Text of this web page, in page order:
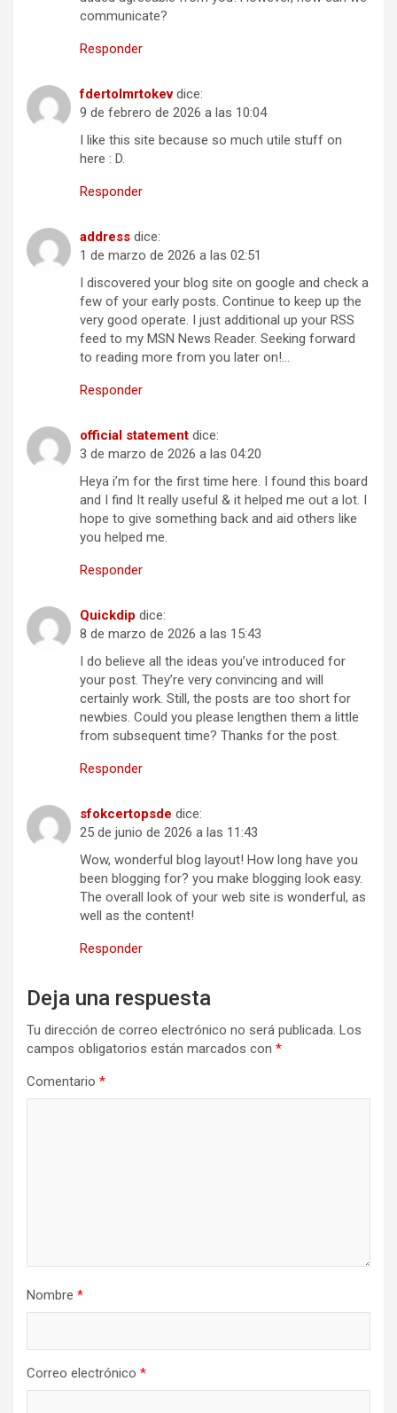
communicate?
Responder
fdertolmrtokev dice:
9 de febrero de 2026 a las 10:04
I like this site because so much utile stuff on
here : D.
Responder
address dice:
1 de marzo de 2026 a las 02:51
I discovered your blog site on google and check a
few of your early posts. Continue to keep up the
very good operate. I just additional up your RSS
feed to my MSN News Reader. Seeking forward
to reading more from you later on!…
Responder
official statement dice:
3 de marzo de 2026 a las 04:20
Heya i’m for the first time here. I found this board
and I find It really useful & it helped me out a lot. I
hope to give something back and aid others like
you helped me.
Responder
Quickdip dice:
8 de marzo de 2026 a las 15:43
I do believe all the ideas you’ve introduced for
your post. They’re very convincing and will
certainly work. Still, the posts are too short for
newbies. Could you please lengthen them a little
from subsequent time? Thanks for the post.
Responder
sfokcertopsde dice:
25 de junio de 2026 a las 11:43
Wow, wonderful blog layout! How long have you
been blogging for? you make blogging look easy.
The overall look of your web site is wonderful, as
well as the content!
Responder
Deja una respuesta
Tu dirección de correo electrónico no será publicada. Los
campos obligatorios están marcados con *
Comentario *
Nombre *
Correo electrónico *